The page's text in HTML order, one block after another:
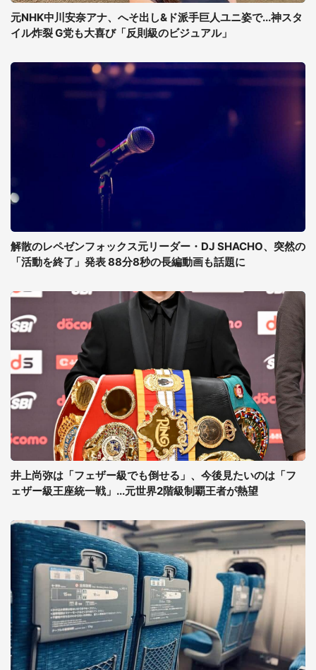
元NHK中川安奈アナ、へそ出し&ド派手巨人ユニ姿で...神スタ
イル炸裂 G党も大喜び「反則級のビジュアル」
解散のレペゼンフォックス元リーダー・DJ SHACHO、突然の
「活動を終了」発表 88分8秒の長編動画も話題に
井上尚弥は「フェザー級でも倒せる」、今後見たいのは「フ
ェザー級王座統一戦」...元世界2階級制覇王者が熱望